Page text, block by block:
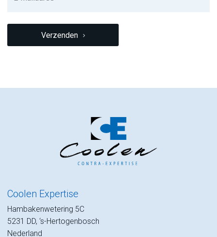
Verzenden
Coolen Expertise
Hambakenwetering 5C
5231 DD, ‘s-Hertogenbosch
Nederland